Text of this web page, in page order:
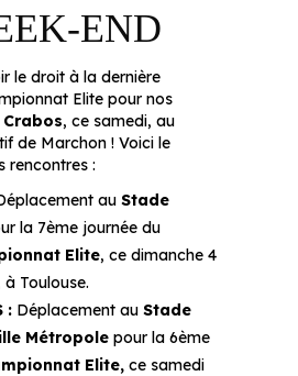
END
le droit à la dernière
Elite pour nos
Crabos, ce samedi, au
de Marchon ! Voici le
rencontres :
au Stade
la 7ème journée du
Elite, ce dimanche 4
Toulouse.
: Déplacement au Stade
Métropole pour la 6ème
Elite, ce samedi